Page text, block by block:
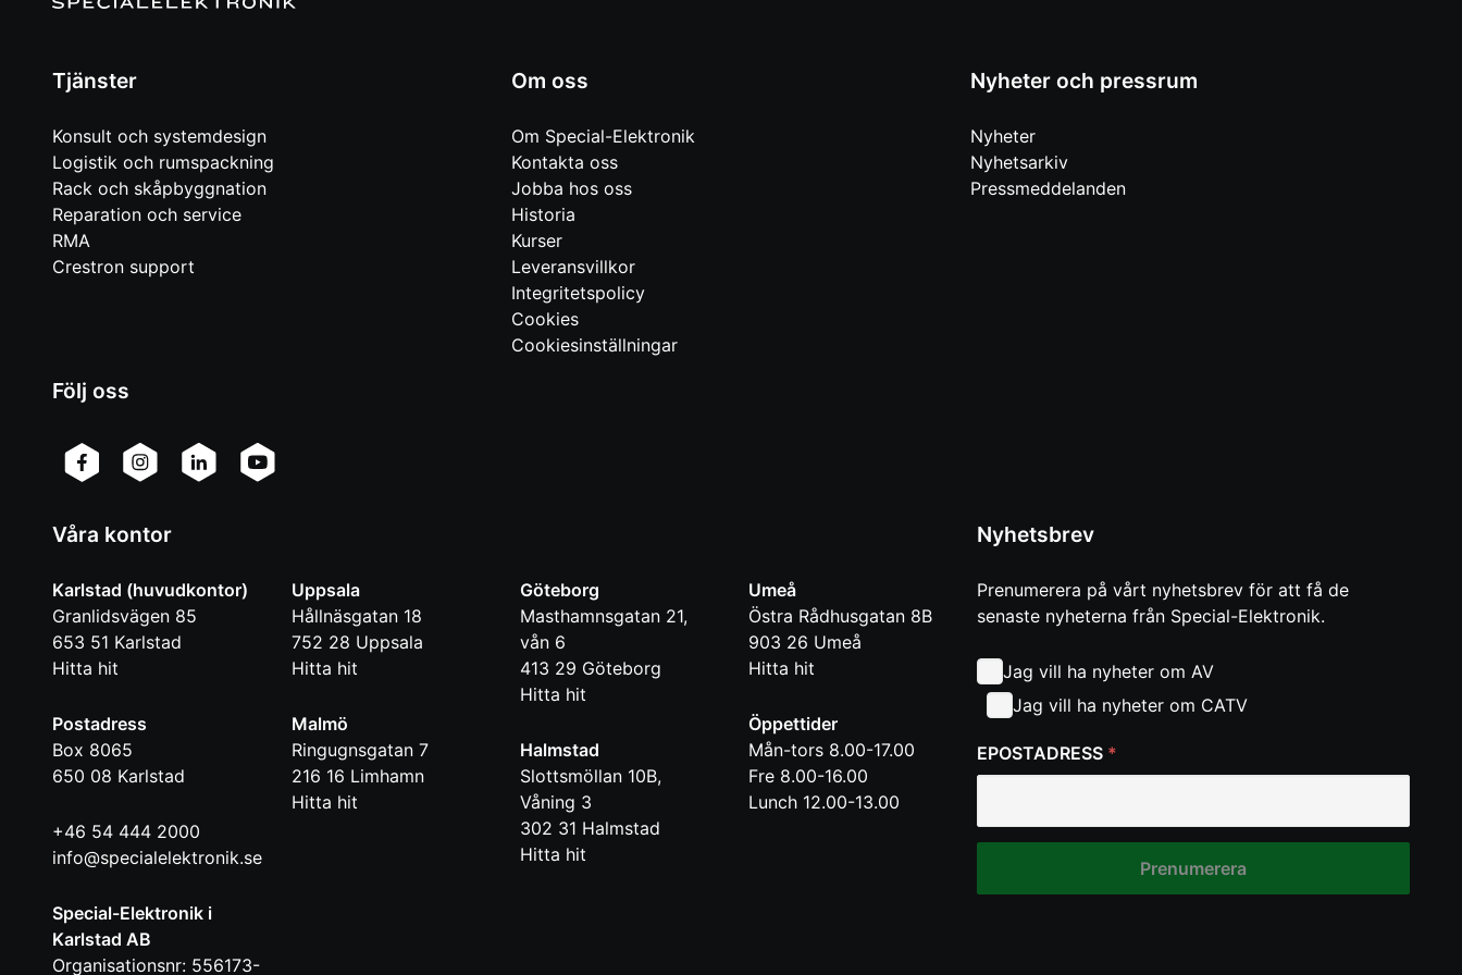
Tjänster
Konsult och systemdesign
Logistik och rumspackning
Rack och skåpbyggnation
Reparation och service
RMA
Crestron support
Om oss
Om Special-Elektronik
Kontakta oss
Jobba hos oss
Historia
Kurser
Leveransvillkor
Integritetspolicy
Cookies
Cookiesinställningar
Nyheter och pressrum
Nyheter
Nyhetsarkiv
Pressmeddelanden
Följ oss
Våra kontor
Karlstad (huvudkontor)
Granlidsvägen 85
653 51 Karlstad
Hitta hit
Postadress
Box 8065
650 08 Karlstad
+46 54 444 2000
info@specialelektronik.se
Special-Elektronik i
Karlstad AB
Organisationsnr: 556173-
Uppsala
Hållnäsgatan 18
752 28 Uppsala
Hitta hit
Malmö
Ringugnsgatan 7
216 16 Limhamn
Hitta hit
Göteborg
Masthamnsgatan 21,
vån 6
413 29 Göteborg
Hitta hit
Halmstad
Slottsmöllan 10B,
Våning 3
302 31 Halmstad
Hitta hit
Umeå
Östra Rådhusgatan 8B
903 26 Umeå
Hitta hit
Öppettider
Mån-tors 8.00-17.00
Fre 8.00-16.00
Lunch 12.00-13.00
Nyhetsbrev
Prenumerera på vårt nyhetsbrev för att få de
senaste nyheterna från Special-Elektronik.
Jag vill ha nyheter om AV
Jag vill ha nyheter om CATV
EPOSTADRESS *